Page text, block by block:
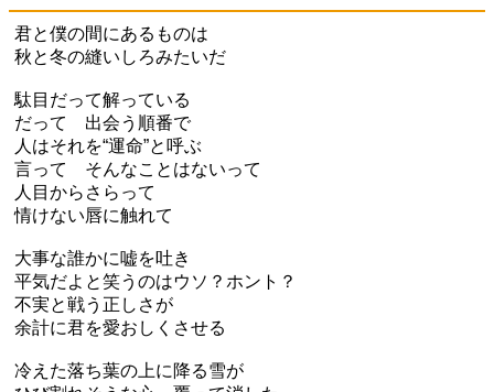
君と僕の間にあるものは
秋と冬の縫いしろみたいだ
駄目だって解っている
だって 出会う順番で
人はそれを“運命”と呼ぶ
言って そんなことはないって
人目からさらって
情けない唇に触れて
大事な誰かに嘘を吐き
平気だよと笑うのはウソ？ホント？
不実と戦う正しさが
余計に君を愛おしくさせる
冷えた落ち葉の上に降る雪が